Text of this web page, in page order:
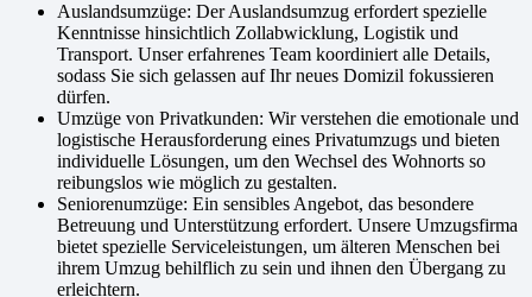
Auslandsumzüge: Der Auslandsumzug erfordert spezielle
Kenntnisse hinsichtlich Zollabwicklung, Logistik und
Transport. Unser erfahrenes Team koordiniert alle Details,
sodass Sie sich gelassen auf Ihr neues Domizil fokussieren
dürfen.
Umzüge von Privatkunden: Wir verstehen die emotionale und
logistische Herausforderung eines Privatumzugs und bieten
individuelle Lösungen, um den Wechsel des Wohnorts so
reibungslos wie möglich zu gestalten.
Seniorenumzüge: Ein sensibles Angebot, das besondere
Betreuung und Unterstützung erfordert. Unsere Umzugsfirma
bietet spezielle Serviceleistungen, um älteren Menschen bei
ihrem Umzug behilflich zu sein und ihnen den Übergang zu
erleichtern.